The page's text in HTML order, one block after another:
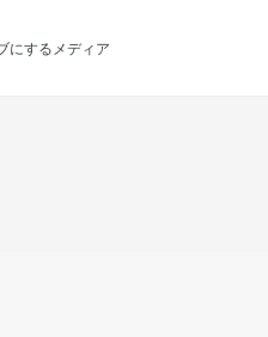
にするメディア